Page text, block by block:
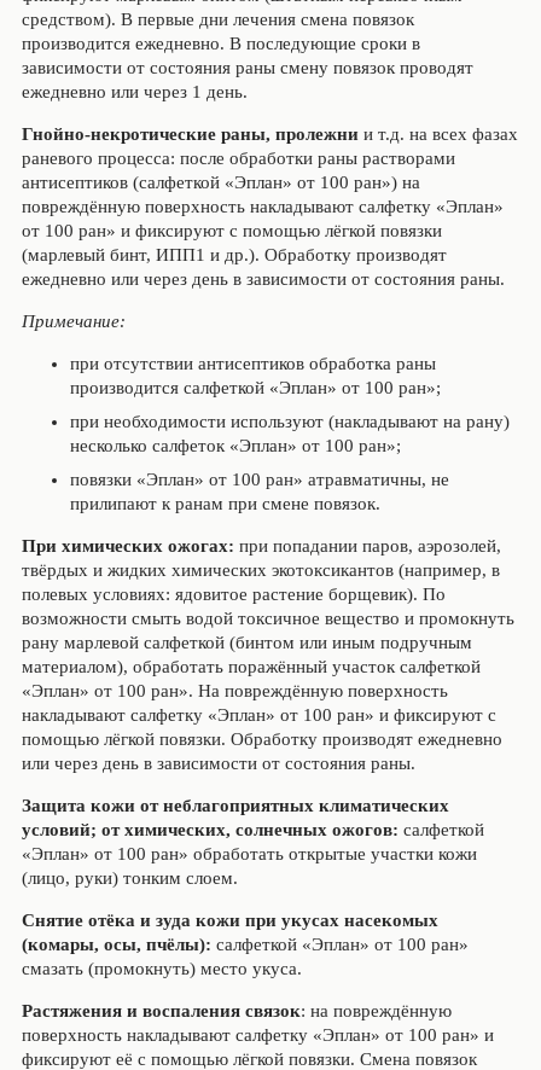
средством). В первые дни лечения смена повязок
производится ежедневно. В последующие сроки в
зависимости от состояния раны смену повязок проводят
ежедневно или через 1 день.
Гнойно-некротические раны, пролежни и т.д. на всех фазах
раневого процесса: после обработки раны растворами
антисептиков (салфеткой «Эплан» от 100 ран») на
повреждённую поверхность накладывают салфетку «Эплан»
от 100 ран» и фиксируют с помощью лёгкой повязки
(марлевый бинт, ИПП1 и др.). Обработку производят
ежедневно или через день в зависимости от состояния раны.
Примечание:
при отсутствии антисептиков обработка раны
производится салфеткой «Эплан» от 100 ран»;
при необходимости используют (накладывают на рану)
несколько салфеток «Эплан» от 100 ран»;
повязки «Эплан» от 100 ран» атравматичны, не
прилипают к ранам при смене повязок.
При химических ожогах: при попадании паров, аэрозолей,
твёрдых и жидких химических экотоксикантов (например, в
полевых условиях: ядовитое растение борщевик). По
возможности смыть водой токсичное вещество и промокнуть
рану марлевой салфеткой (бинтом или иным подручным
материалом), обработать поражённый участок салфеткой
«Эплан» от 100 ран». На повреждённую поверхность
накладывают салфетку «Эплан» от 100 ран» и фиксируют с
помощью лёгкой повязки. Обработку производят ежедневно
или через день в зависимости от состояния раны.
Защита кожи от неблагоприятных климатических
условий; от химических, солнечных ожогов: салфеткой
«Эплан» от 100 ран» обработать открытые участки кожи
(лицо, руки) тонким слоем.
Снятие отёка и зуда кожи при укусах насекомых
(комары, осы, пчёлы): салфеткой «Эплан» от 100 ран»
смазать (промокнуть) место укуса.
Растяжения и воспаления связок: на повреждённую
поверхность накладывают салфетку «Эплан» от 100 ран» и
фиксируют её с помощью лёгкой повязки. Смена повязок